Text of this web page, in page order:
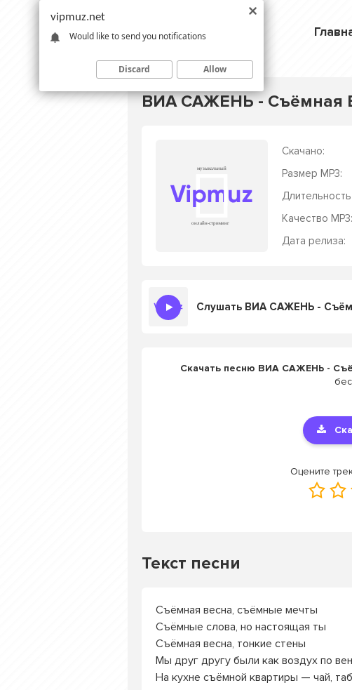
ВИА САЖЕНЬ - Съёмная
Скачано:
Размер MP3:
Длительность
Качество MP3:
Дата релиза:
Слушать ВИА САЖЕНЬ -
Скачать песню ВИА САЖЕНЬ -
Оцените
Текст песни
Съёмная весна, съёмные мечты
Съёмные слова, но настоящая ты
Съёмная весна, тонкие стены
Мы друг другу были как воздух по
На кухне съёмной квартиры — чай,
vipmuz.net
Would like to send you notifications
Discard Allow